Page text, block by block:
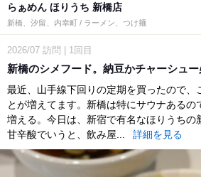
らぁめん ほりうち 新橋店
新橋、汐留、内幸町 / ラーメン、つけ麺
2026/07 訪問 1回目
新橋のシメフード。納豆かチャーシュ
最近、山手線下回りの定期を買ったので、
とが増えてます。新橋は特にサウナあるの
増える。今日は、新宿で有名なほりうちの
甘辛酸でいうと、飲み屋...
詳細を見る